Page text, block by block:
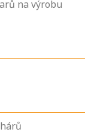
na výrobu